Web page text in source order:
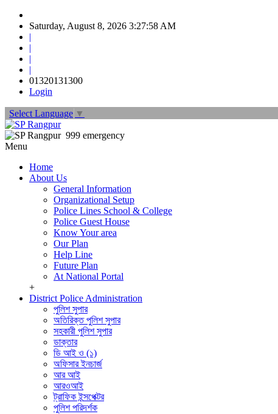
Saturday, August 8, 2026 3:27:59 AM
|
|
|
|
01320131300
Login
Select Language ▼
999 emergency
Menu
Home
About Us
General Information
Organizational Setup
Police Lines School & College
Police Guest House
Know Your area
Our Plan
Help Line
Future Plan
At National Portal
+
District Police Administration
পুলিশ সুপার
অতিরিক্ত পুলিশ সুপার
সহকারী পুলিশ সুপার
ডাক্তার
ডি আই ও (১)
অফিসার ইনচার্জ
আর আই
আরওআই
ট্রাফিক ইন্সপেক্টর
পুলিশ পরিদর্শক